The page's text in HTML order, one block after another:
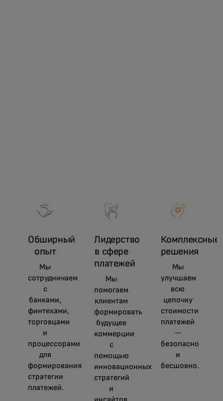
Обширный
опыт
Мы
сотрудничаем
с
банками,
финтехами,
торговцами
и
процессорами
для
формирования
стратегии
платежей.
Лидерство
в сфере
платежей
Мы
помогаем
клиентам
формировать
будущее
коммерции
с
помощью
инновационных
стратегий
и
Комплексные
решения
Мы
улучшаем
всю
цепочку
стоимости
платежей
—
безопасно
и
бесшовно.